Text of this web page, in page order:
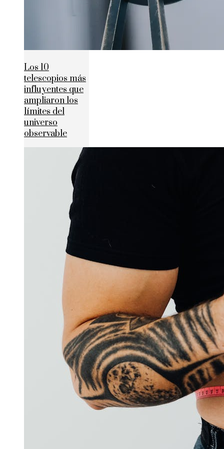
Los 10
telescopios más
influyentes que
ampliaron los
límites del
universo
observable